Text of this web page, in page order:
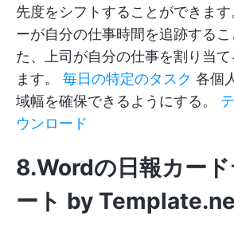
先度をシフトすることができま
ーが自分の仕事時間を追跡するこ
た、上司が自分の仕事を割り当
ます。 毎日の特定のタスク 各個
域幅を確保できるようにする。
ウンロード
8.Wordの日報カー
ート by